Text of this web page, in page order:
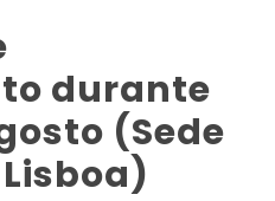
durante
(Sede